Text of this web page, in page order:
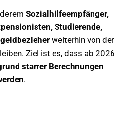
Sozialhilfeempfänger,
Studierende,
weiterhin von der
Ziel ist es, dass ab 2026
starrer Berechnungen
.